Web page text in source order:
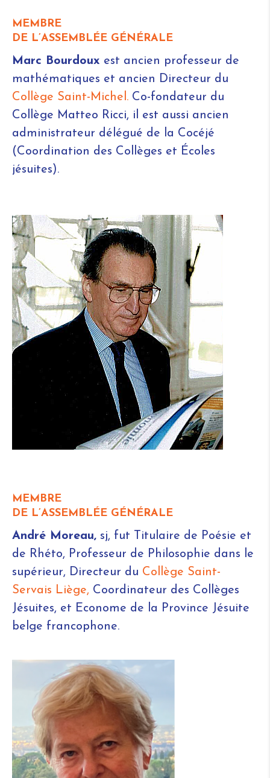
MEMBRE
DE L’ASSEMBLÉE GÉNÉRALE
Marc Bourdoux est ancien professeur de
mathématiques et ancien Directeur du
Collège Saint-Michel. Co-fondateur du
Collège Matteo Ricci, il est aussi ancien
administrateur délégué de la Cocéjé
(Coordination des Collèges et Écoles
jésuites).
MEMBRE
DE L’ASSEMBLÉE GÉNÉRALE
André Moreau, sj, fut Titulaire de Poésie et
de Rhéto, Professeur de Philosophie dans le
supérieur, Directeur du Collège Saint-
Servais Liège, Coordinateur des Collèges
Jésuites, et Econome de la Province Jésuite
belge francophone.